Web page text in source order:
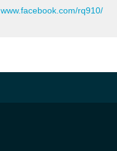
www.facebook.com/rq910/